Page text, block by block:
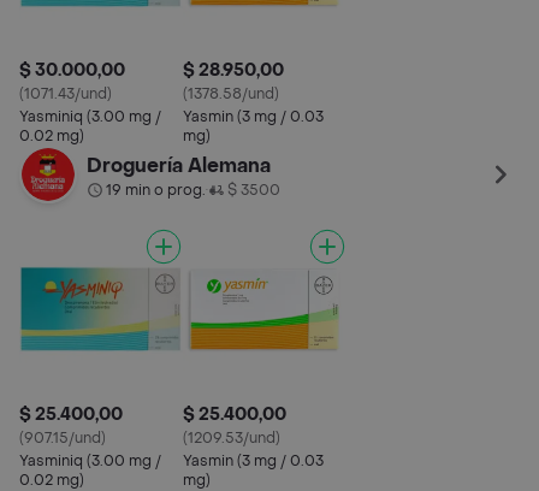
$ 30.000,00
(1071.43/und)
Yasminiq (3.00 mg /
0.02 mg)
$ 28.950,00
(1378.58/und)
Yasmin (3 mg / 0.03
mg)
Droguería Alemana
19 min o prog.• $ 3500
$ 25.400,00
(907.15/und)
Yasminiq (3.00 mg /
0.02 mg)
$ 25.400,00
(1209.53/und)
Yasmin (3 mg / 0.03
mg)